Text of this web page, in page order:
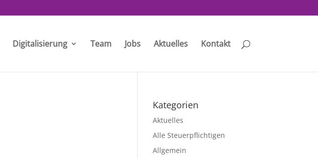
Digitalisierung Team Jobs Aktuelles Kontakt
Kategorien
Aktuelles
Alle Steuerpflichtigen
Allgemein